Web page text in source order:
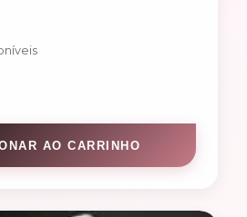
AO CARRINHO